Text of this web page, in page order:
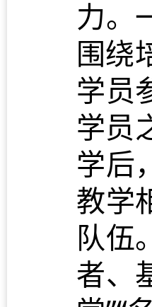
力。
围绕
学员
学员
学后
教学
队伍
者、